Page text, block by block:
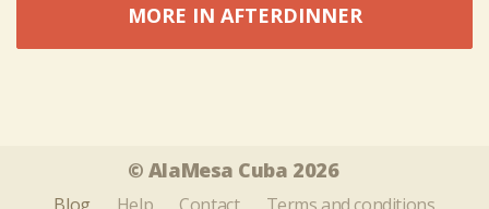
MORE IN AFTERDINNER
© AlaMesa Cuba 2026